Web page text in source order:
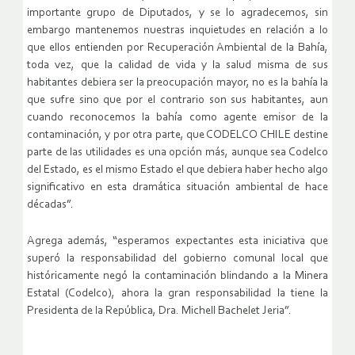
importante grupo de Diputados, y se lo agradecemos, sin
embargo mantenemos nuestras inquietudes en relación a lo
que ellos entienden por Recuperación Ambiental de la Bahía,
toda vez, que la calidad de vida y la salud misma de sus
habitantes debiera ser la preocupación mayor, no es la bahía la
que sufre sino que por el contrario son sus habitantes, aun
cuando reconocemos la bahía como agente emisor de la
contaminación, y por otra parte, que CODELCO CHILE destine
parte de las utilidades es una opción más, aunque sea Codelco
del Estado, es el mismo Estado el que debiera haber hecho algo
significativo en esta dramática situación ambiental de hace
décadas”.
Agrega además, “esperamos expectantes esta iniciativa que
superó la responsabilidad del gobierno comunal local que
históricamente negó la contaminación blindando a la Minera
Estatal (Codelco), ahora la gran responsabilidad la tiene la
Presidenta de la República, Dra. Michell Bachelet Jeria”.